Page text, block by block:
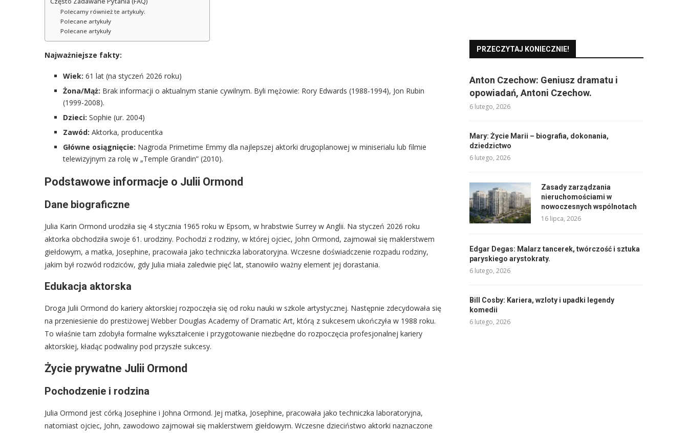
Polecamy również te artykuły:
Polecane artykuły
Polecane artykuły
Najważniejsze fakty:
Wiek: 61 lat (na styczeń 2026 roku)
Żona/Mąż: Brak informacji o aktualnym stanie cywilnym. Byli mężowie: Rory Edwards (1988-1994), Jon Rubin
(1999-2008).
Dzieci: Sophie (ur. 2004)
Zawód: Aktorka, producentka
Główne osiągnięcie: Nagroda Primetime Emmy dla najlepszej aktorki drugoplanowej w miniserialu lub filmie
telewizyjnym za rolę w „Temple Grandin” (2010).
Podstawowe informacje o Julii Ormond
Dane biograficzne
Julia Karin Ormond urodziła się 4 stycznia 1965 roku w Epsom, w hrabstwie Surrey w Anglii. Na styczeń 2026 roku
aktorka obchodziła swoje 61. urodziny. Pochodzi z rodziny, w której ojciec, John Ormond, zajmował się maklerstwem
giełdowym, a matka, Josephine, pracowała jako techniczka laboratoryjna. Wczesne doświadczenie rozpadu rodziny,
jakim był rozwód rodziców, gdy Julia miała zaledwie pięć lat, stanowiło ważny element jej dorastania.
Edukacja aktorska
Droga Julii Ormond do kariery aktorskiej rozpoczęła się od roku nauki w szkole artystycznej. Następnie zdecydowała się
na przeniesienie do prestiżowej Webber Douglas Academy of Dramatic Art, którą z sukcesem ukończyła w 1988 roku.
To właśnie tam zdobyła formalne wykształcenie i przygotowanie niezbędne do rozpoczęcia profesjonalnej kariery
aktorskiej, kładąc podwaliny pod przyszłe sukcesy.
Życie prywatne Julii Ormond
Pochodzenie i rodzina
Julia Ormond jest córką Josephine i Johna Ormond. Jej matka, Josephine, pracowała jako techniczka laboratoryjna,
natomiast ojciec, John, zawodowo zajmował się maklerstwem giełdowym. Wczesne dzieciństwo aktorki naznaczone
PRZECZYTAJ KONIECZNIE!
Anton Czechow: Geniusz dramatu i
opowiadań, Antoni Czechow.
6 lutego, 2026
Mary: Życie Marii – biografia, dokonania,
dziedzictwo
6 lutego, 2026
Zasady zarządzania
nieruchomościami w
nowoczesnych wspólnotach
16 lipca, 2026
Edgar Degas: Malarz tancerek, twórczość i sztuka
paryskiego arystokraty.
6 lutego, 2026
Bill Cosby: Kariera, wzloty i upadki legendy
komedii
6 lutego, 2026